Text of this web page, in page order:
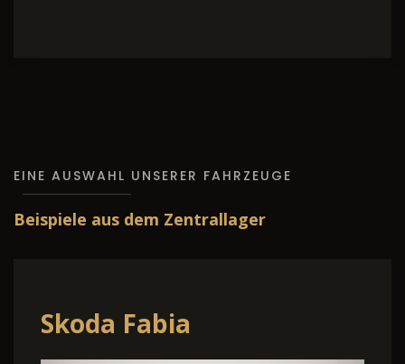
EINE AUSWAHL UNSERER FAHRZEUGE
Beispiele aus dem Zentrallager
Volvo V60 Cross Country